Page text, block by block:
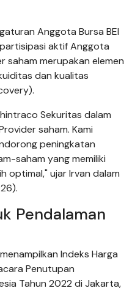
Anggota Bursa BEI
aktif Anggota
saham merupakan elemen
dan kualitas
Sekuritas dalam
saham. Kami
peningkatan
saham yang memiliki
optimal," ujar Irvan dalam
Pendalaman
Indeks Harga
Penutupan
Tahun 2022 di Jakarta,